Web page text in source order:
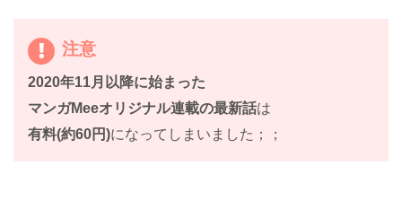
注意
2020年11月以降に始まった
マンガMeeオリジナル連載の最新話は
有料(約60円)になってしまいました；；